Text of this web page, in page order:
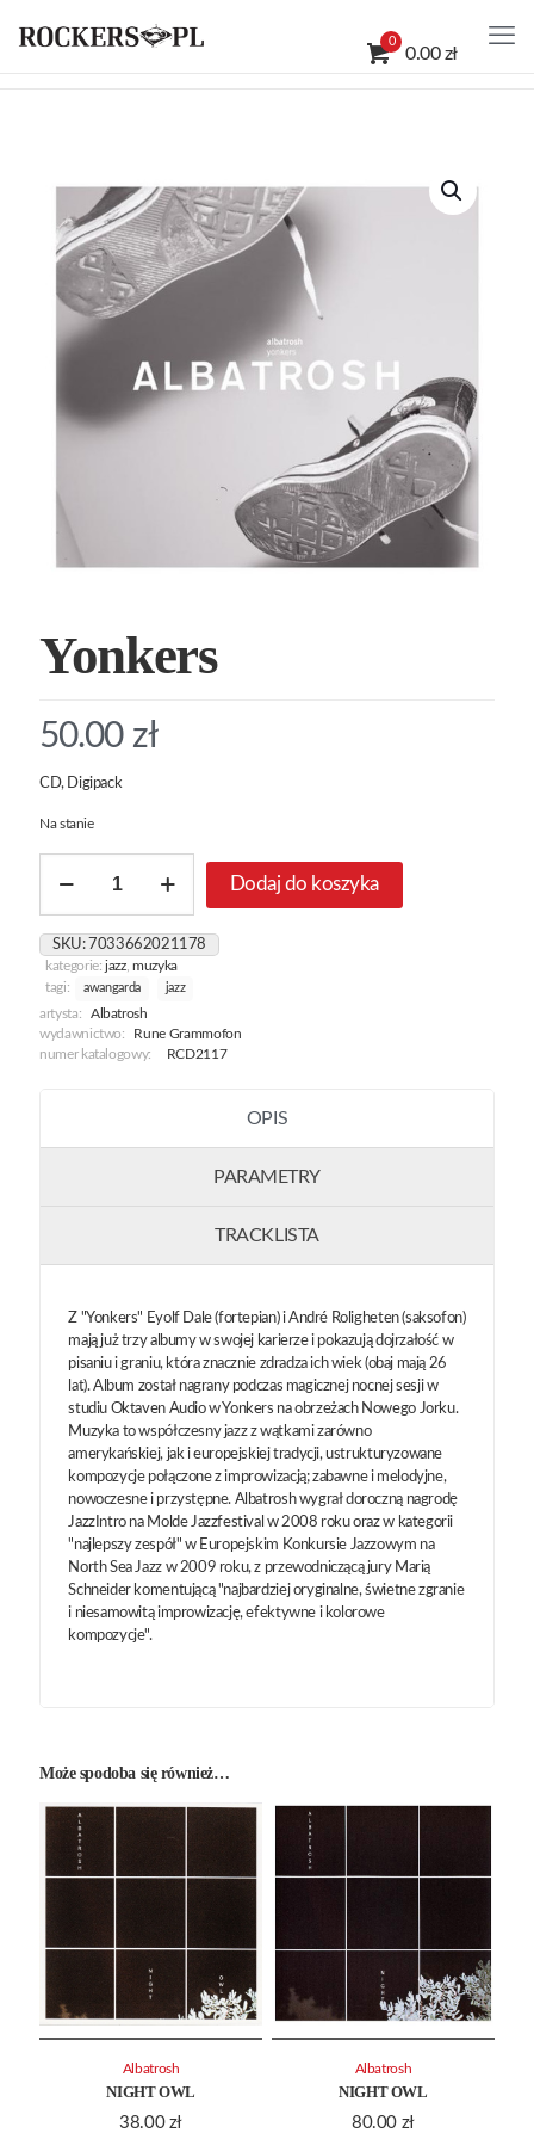
0
0.00 zł
Yonkers
50.00 zł
CD, Digipack
Na stanie
Yonkers
Dodaj do koszyka
SKU: 7033662021178
kategorie: jazz,muzyka
tagi:
awangarda jazz
artysta:
Albatrosh
wydawnictwo:
Rune Grammofon
numer katalogowy:
RCD2117
OPIS
PARAMETRY
TRACKLISTA
Z "Yonkers" Eyolf Dale (fortepian) i André Roligheten (saksofon)
mają już trzy albumy w swojej karierze i pokazują dojrzałość w
pisaniu i graniu, która znacznie zdradza ich wiek (obaj mają 26
lat). Album został nagrany podczas magicznej nocnej sesji w
studiu Oktaven Audio w Yonkers na obrzeżach Nowego Jorku.
Muzyka to współczesny jazz z wątkami zarówno
amerykańskiej, jak i europejskiej tradycji, ustrukturyzowane
kompozycje połączone z improwizacją; zabawne i melodyjne,
nowoczesne i przystępne. Albatrosh wygrał doroczną nagrodę
JazzIntro na Molde Jazzfestival w 2008 roku oraz w kategorii
"najlepszy zespół" w Europejskim Konkursie Jazzowym na
North Sea Jazz w 2009 roku, z przewodniczącą jury Marią
Schneider komentującą "najbardziej oryginalne, świetne zgranie
i niesamowitą improwizację, efektywne i kolorowe
kompozycje".
Może spodoba się również…
NIGHT OWL
38.00 zł
Albatrosh
NIGHT OWL
80.00 zł
Albatrosh